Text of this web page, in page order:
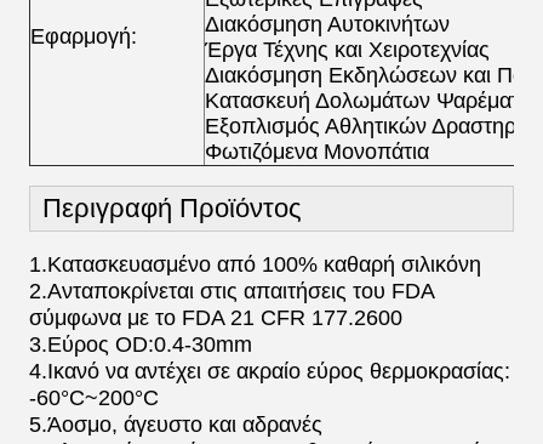
Εφαρμογή:
Διακόσμηση Αυτοκινήτων
Έργα Τέχνης και Χειροτεχνίας
Διακόσμηση Εκδηλώσεων και
Κατασκευή Δολωμάτων Ψαρέματος
Εξοπλισμός Αθλητικών
Φωτιζόμενα Μονοπάτια
Περιγραφή Προϊόντος
1.Κατασκευασμένο από 100% καθαρή σιλικόνη
2.Ανταποκρίνεται στις απαιτήσεις του FDA
σύμφωνα με το FDA 21 CFR 177.2600
3.Εύρος OD:0.4-30mm
4.Ικανό να αντέχει σε ακραίο εύρος θερμοκρασίας:
-60°C~200°C
5.Άοσμο, άγευστο και αδρανές